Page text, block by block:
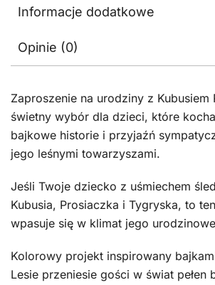
Informacje dodatkowe
Opinie (0)
Zaproszenie na urodziny z Kubusiem
świetny wybór dla dzieci, które
bajkowe historie i przyjaźń
jego leśnymi towarzyszami.
Jeśli Twoje dziecko z uśmiechem
Kubusia, Prosiaczka i Tygryska, to
wpasuje się w klimat jego
Kolorowy projekt inspirowany
Lesie przeniesie gości w świat pełen